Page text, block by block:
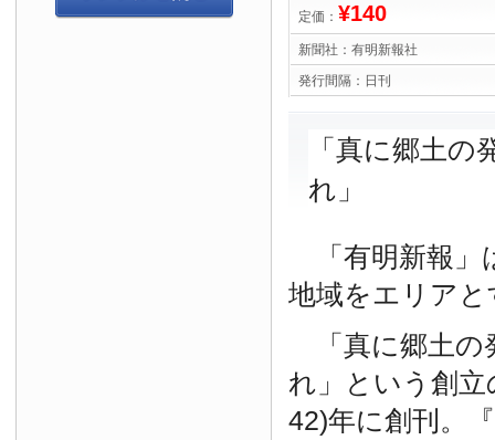
定価： ¥140
新聞社： 有明新報社
発行間隔： 日刊
「真に郷土の
れ」
「有明新報」
地域をエリア
「真に郷土の
れ」という創
42)年に創刊。